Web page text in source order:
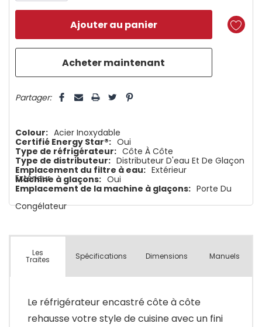
plus
Partager:
Colour: Acier Inoxydable
Certifié Energy Star®: Oui
Type de réfrigérateur: Côte À Côte
Type de distributeur: Distributeur D'eau Et De Glaçon
Extérieur
Emplacement du filtre à eau: Extérieur
Machine à glaçons: Oui
Emplacement de la machine à glaçons: Porte Du
Congélateur
Les
Traites Spécifications Dimensions Manuels
Le réfrigérateur encastré côte à côte
rehausse votre style de cuisine avec un fini